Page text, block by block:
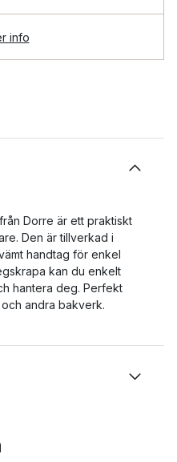
info
Dorre är ett praktiskt
Den är tillverkad i
handtag för enkel
kan du enkelt
hantera deg. Perfekt
andra bakverk.